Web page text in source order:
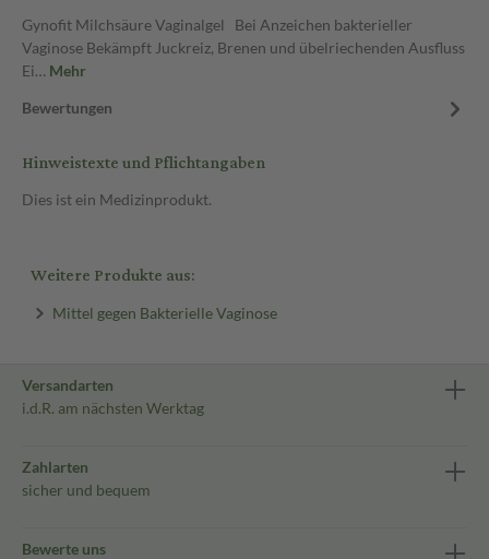
Gynofit Milchsäure Vaginalgel Bei Anzeichen bakterieller
Vaginose Bekämpft Juckreiz, Brenen und übelriechenden Ausfluss
Ei… Mehr
Bewertungen
Hinweistexte und Pflichtangaben
Dies ist ein Medizinprodukt.
Weitere Produkte aus:
Mittel gegen Bakterielle Vaginose
Versandarten
i.d.R. am nächsten Werktag
Zahlarten
sicher und bequem
Bewerte uns